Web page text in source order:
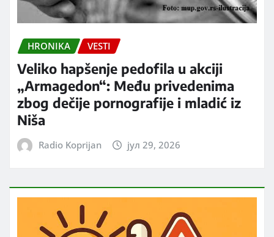
HRONIKA VESTI
Veliko hapšenje pedofila u akciji
„Armagedon“: Među privedenima
zbog dečije pornografije i mladić iz
Niša
Radio Koprijan јул 29, 2026